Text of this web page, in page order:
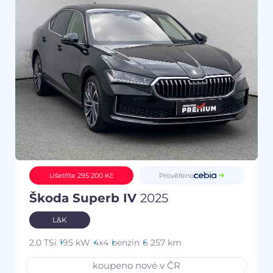
Ušetříte 295 200 Kč Prověřeno
Škoda Superb IV 2025
L&K
2.0 TSi 195 kW 4x4 benzín 6 257 km
koupeno nové v ČR